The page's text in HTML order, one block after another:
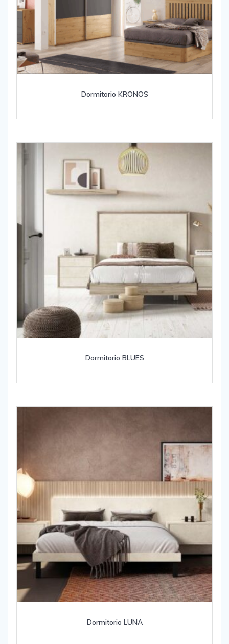
Dormitorio KRONOS
Dormitorio BLUES
Dormitorio LUNA